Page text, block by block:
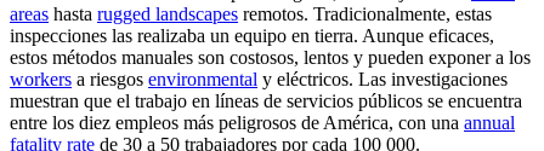
areas hasta rugged landscapes remotos. Tradicionalmente, estas
inspecciones las realizaba un equipo en tierra. Aunque eficaces,
estos métodos manuales son costosos, lentos y pueden exponer a los
workers a riesgos environmental y eléctricos. Las investigaciones
muestran que el trabajo en líneas de servicios públicos se encuentra
entre los diez empleos más peligrosos de América, con una annual
fatality rate de 30 a 50 trabajadores por cada 100 000.